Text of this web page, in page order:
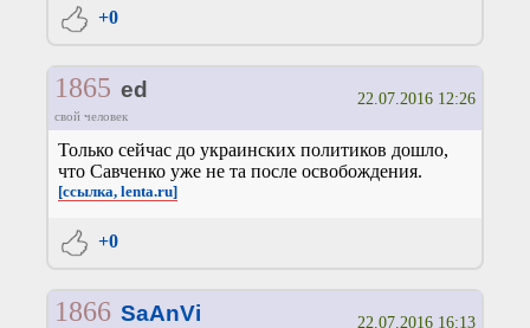
+0
1865 ed
свой человек
22.07.2016 12:26
Только сейчас до украинских политиков дошло,
что Савченко уже не та после освобождения.
[ссылка, lenta.ru]
+0
1866 SaAnVi 22.07.2016 16:13